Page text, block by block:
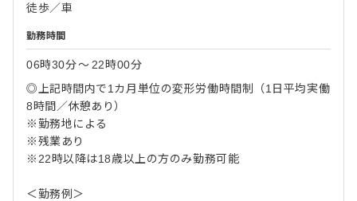
徒歩／車
勤務時間
06時30分〜 22時00分
◎上記時間内で1カ月単位の変形労働時間制（1日平均実働
8時間／休憩あり）
※勤務地による
※残業あり
※22時以降は18歳以上の方のみ勤務可能
＜勤務例＞